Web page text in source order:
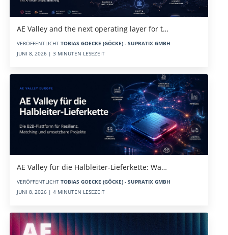
AE Valley and the next operating layer for t…
VERÖFFENTLICHT TOBIAS GOECKE (GÖCKE) - SUPRATIX GMBH
JUNI 8, 2026 | 3 MINUTEN LESEZEIT
AE Valley für die Halbleiter-Lieferkette: Wa…
VERÖFFENTLICHT TOBIAS GOECKE (GÖCKE) - SUPRATIX GMBH
JUNI 8, 2026 | 4 MINUTEN LESEZEIT